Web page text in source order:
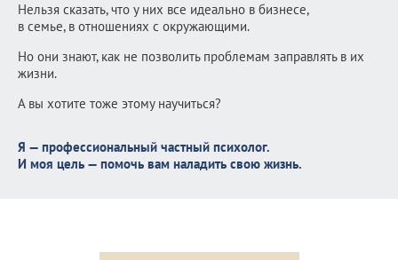
Нельзя сказать, что у них все идеально в бизнесе,
в семье, в отношениях с окружающими.
Но они знают, как не позволить проблемам заправлять в их
жизни.
А вы хотите тоже этому научиться?
Я — профессиональный частный психолог.
И моя цель — помочь вам наладить свою жизнь.